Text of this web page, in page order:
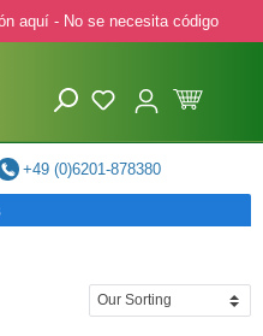
aquí - No se necesita código
+49 (0)6201-878380